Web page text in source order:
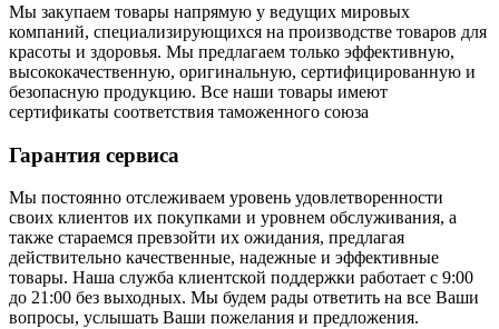
Мы закупаем товары напрямую у ведущих мировых
компаний, специализирующихся на производстве товаров для
красоты и здоровья. Мы предлагаем только эффективную,
высококачественную, оригинальную, сертифицированную и
безопасную продукцию. Все наши товары имеют
сертификаты соответствия таможенного союза
Гарантия сервиса
Мы постоянно отслеживаем уровень удовлетворенности
своих клиентов их покупками и уровнем обслуживания, а
также стараемся превзойти их ожидания, предлагая
действительно качественные, надежные и эффективные
товары. Наша служба клиентской поддержки работает с 9:00
до 21:00 без выходных. Мы будем рады ответить на все Ваши
вопросы, услышать Ваши пожелания и предложения.